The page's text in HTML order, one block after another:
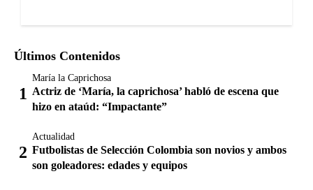
Últimos Contenidos
María la Caprichosa
Actriz de ‘María, la caprichosa’ habló de escena que
hizo en ataúd: “Impactante”
Actualidad
Futbolistas de Selección Colombia son novios y ambos
son goleadores: edades y equipos